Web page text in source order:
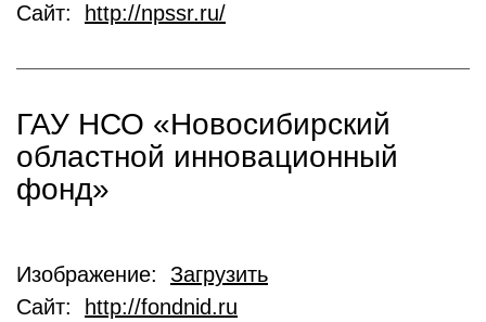
Сайт:
http://npssr.ru/
ГАУ НСО «Новосибирский
областной инновационный
фонд»
Изображение: Загрузить
Сайт:
http://fondnid.ru